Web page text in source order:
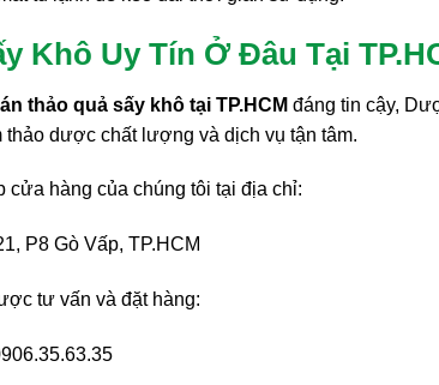
Khô Uy Tín Ở Đâu Tại
thảo quả sấy khô tại TP.HCM đáng tin cậy,
thảo dược chất lượng và dịch vụ tận tâm.
cửa hàng của chúng tôi tại địa chỉ:
P8 Gò Vấp, TP.HCM
tư vấn và đặt hàng: